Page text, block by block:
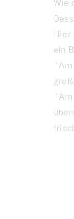
Wie
Hier
ein